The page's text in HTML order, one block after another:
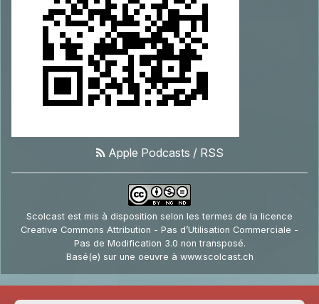
Apple Podcasts / RSS
Scolcast est mis à disposition selon les termes de la licence
Creative Commons Attribution - Pas d’Utilisation Commerciale -
Pas de Modification 3.0 non transposé.
Basé(e) sur une oeuvre à www.scolcast.ch